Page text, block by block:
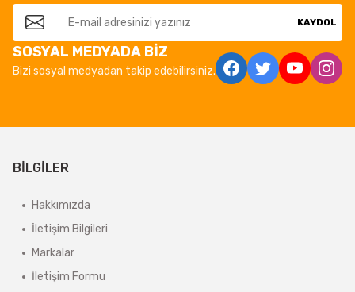
KAYDOL
SOSYAL MEDYADA BİZ
Bizi sosyal medyadan takip edebilirsiniz.
BİLGİLER
Hakkımızda
İletişim Bilgileri
Markalar
İletişim Formu